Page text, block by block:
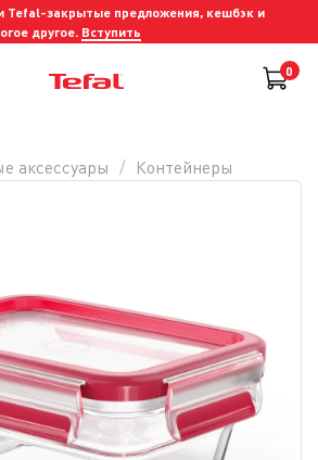
Tefal-закрытые предложения, кешбэк и
другое. Вступить
0
аксессуары Контейнеры